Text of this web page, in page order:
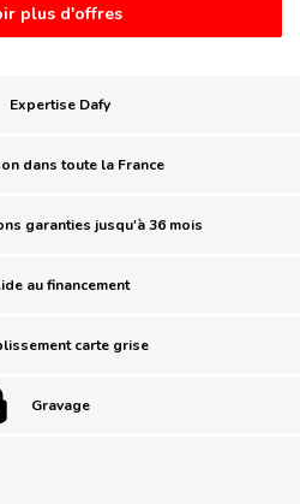
plus d'offres
Expertise Dafy
dans toute la France
garanties jusqu'à 36 mois
au financement
carte grise
Gravage